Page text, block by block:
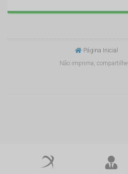
Página Inicial
Não imprima, compartilhe